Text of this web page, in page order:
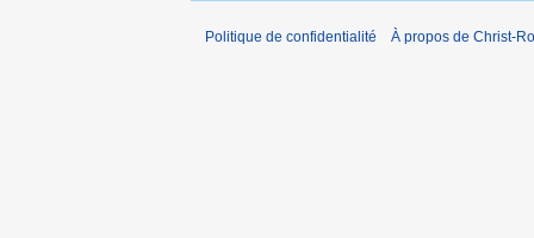
Politique de confidentialité À propos de Christ-